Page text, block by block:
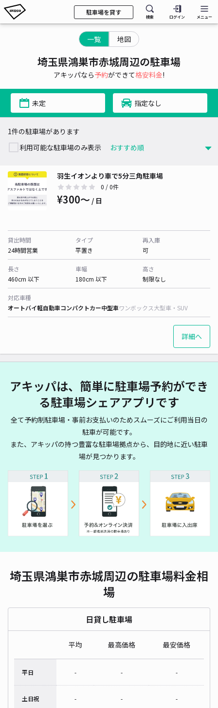
駐車場を貸す
検索 ログイン メニュー
一覧 地図
埼玉県鴻巣市赤城周辺の駐車場
アキッパなら予約ができて格安料金!
未定 指定なし
1件の駐車場があります
利用可能な駐車場のみ表示
羽生イオンより車で5分三角駐車場
0 / 0件
¥300〜 / 日
貸出時間
24時間営業
タイプ
平置き
再入庫
可
長さ
460cm 以下
車幅
180cm 以下
高さ
制限なし
対応車種
オートバイ軽自動車コンパクトカー中型車ワンボックス大型車・SUV
詳細へ
アキッパは、簡単に駐車場予約ができ
る駐車場シェアアプリです
全て予約制駐車場・事前お支払いのためスムーズにご利用当日の
駐車が可能です。
また、アキッパの持つ豊富な駐車場拠点から、目的地に近い駐車
場が見つかります。
埼玉県鴻巣市赤城周辺の駐車場料金相
場
日貸し駐車場
平均 最高価格 最安価格
平日 - - -
土日祝 - - -